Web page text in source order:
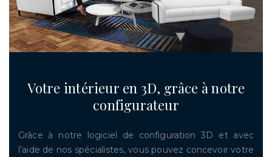
Votre intérieur en 3D, grâce à notre
configurateur
Grâce à notre logiciel de configuration 3D et avec
l’aide de nos spécialistes, vous pouvez concevoir votre